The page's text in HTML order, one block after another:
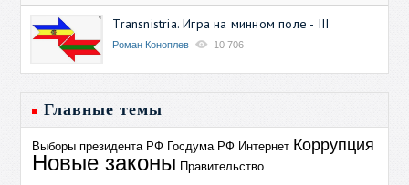
Transnistria. Игра на минном поле - III
Роман Коноплев 10 706
Главные темы
Выборы президента РФ Госдума РФ Интернет Коррупция
Новые законы Правительство